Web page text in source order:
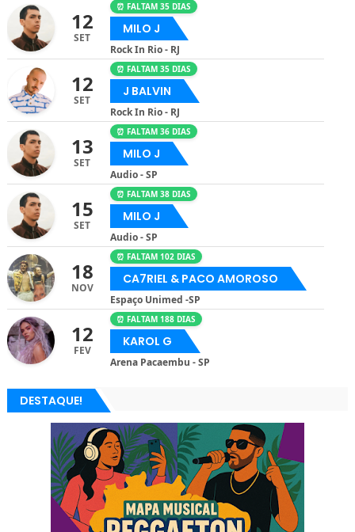
12
SET
⏰ FALTAM 35 DIAS
MILO J
Rock In Rio - RJ
12
SET
⏰ FALTAM 35 DIAS
J BALVIN
Rock In Rio - RJ
13
SET
⏰ FALTAM 36 DIAS
MILO J
Audio - SP
15
SET
⏰ FALTAM 38 DIAS
MILO J
Audio - SP
18
NOV
⏰ FALTAM 102 DIAS
CA7RIEL & PACO AMOROSO
Espaço Unimed -SP
12
FEV
⏰ FALTAM 188 DIAS
KAROL G
Arena Pacaembu - SP
DESTAQUE!